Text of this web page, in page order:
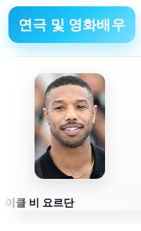
연극 및 영화배우
이클 비 요르단